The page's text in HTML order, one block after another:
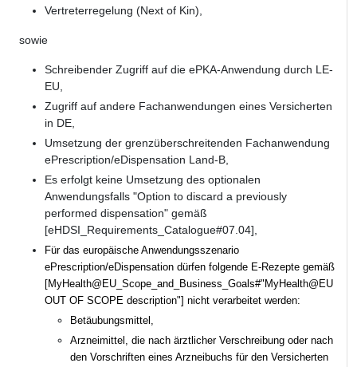
Vertreterregelung (Next of Kin),
sowie
Schreibender Zugriff auf die ePKA-Anwendung durch LE-
EU,
Zugriff auf andere Fachanwendungen eines Versicherten
in DE,
Umsetzung der grenzüberschreitenden Fachanwendung
ePrescription/eDispensation Land-B,
Es erfolgt keine Umsetzung des optionalen
Anwendungsfalls "Option to discard a previously
performed dispensation" gemäß
[eHDSI_Requirements_Catalogue#07.04],
Für das europäische Anwendungsszenario
ePrescription/eDispensation dürfen folgende E-Rezepte gemäß
[MyHealth@EU_Scope_and_Business_Goals#"MyHealth@EU
OUT OF SCOPE description"] nicht verarbeitet werden:
Betäubungsmittel,
Arzneimittel, die nach ärztlicher Verschreibung oder nach
den Vorschriften eines Arzneibuchs für den Versicherten